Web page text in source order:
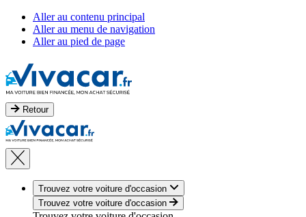
Aller au contenu principal
Aller au menu de navigation
Aller au pied de page
Retour
Trouvez votre voiture d'occasion
Trouvez votre voiture d'occasion